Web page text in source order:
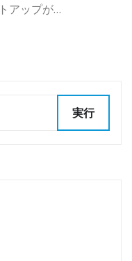
アップが…
実行